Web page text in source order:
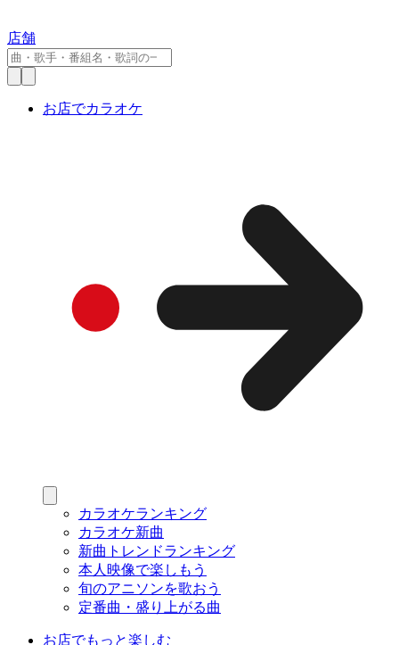
店舗
お店でカラオケ
カラオケランキング
カラオケ新曲
新曲トレンドランキング
本人映像で楽しもう
旬のアニソンを歌おう
定番曲・盛り上がる曲
お店でもっと楽しむ